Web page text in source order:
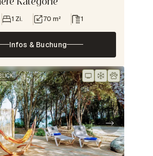
Kategorie
1 Zi. 70 m² 1
Infos & Buchung